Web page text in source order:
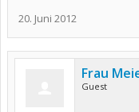
20. Juni 2012
Frau
Guest